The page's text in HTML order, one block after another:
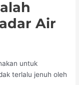
Air
untuk
terlalu jenuh oleh